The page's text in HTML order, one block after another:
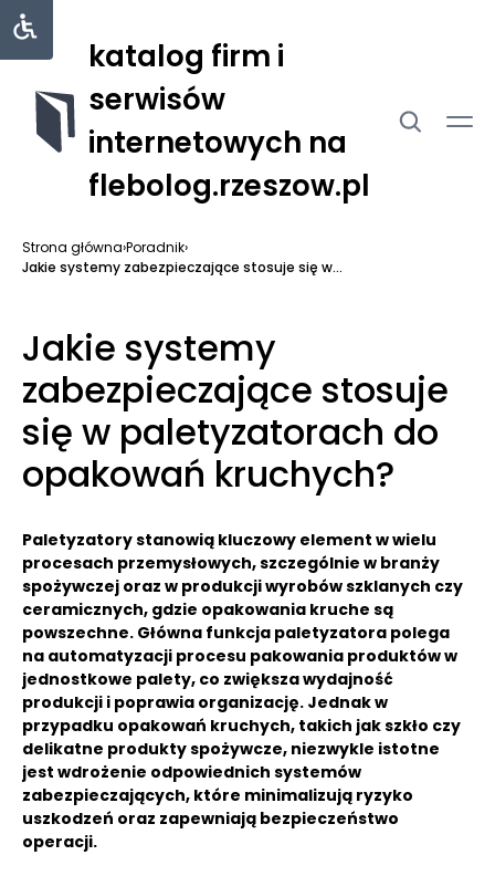
katalog firm i
serwisów
internetowych na
flebolog.rzeszow.pl
Strona główna›Poradnik›
Jakie systemy zabezpieczające stosuje się w...
Jakie systemy
zabezpieczające stosuje
się w paletyzatorach do
opakowań kruchych?
Paletyzatory stanowią kluczowy element w wielu
procesach przemysłowych, szczególnie w branży
spożywczej oraz w produkcji wyrobów szklanych czy
ceramicznych, gdzie opakowania kruche są
powszechne. Główna funkcja paletyzatora polega
na automatyzacji procesu pakowania produktów w
jednostkowe palety, co zwiększa wydajność
produkcji i poprawia organizację. Jednak w
przypadku opakowań kruchych, takich jak szkło czy
delikatne produkty spożywcze, niezwykle istotne
jest wdrożenie odpowiednich systemów
zabezpieczających, które minimalizują ryzyko
uszkodzeń oraz zapewniają bezpieczeństwo
operacji.